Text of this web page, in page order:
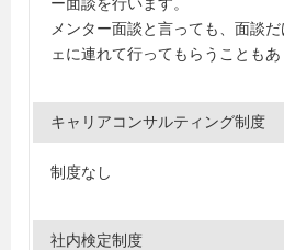
メンター面談と言っても、面談
ェに連れて行ってもらうこともあ
キャリアコンサルティング制度
制度なし
社内検定制度